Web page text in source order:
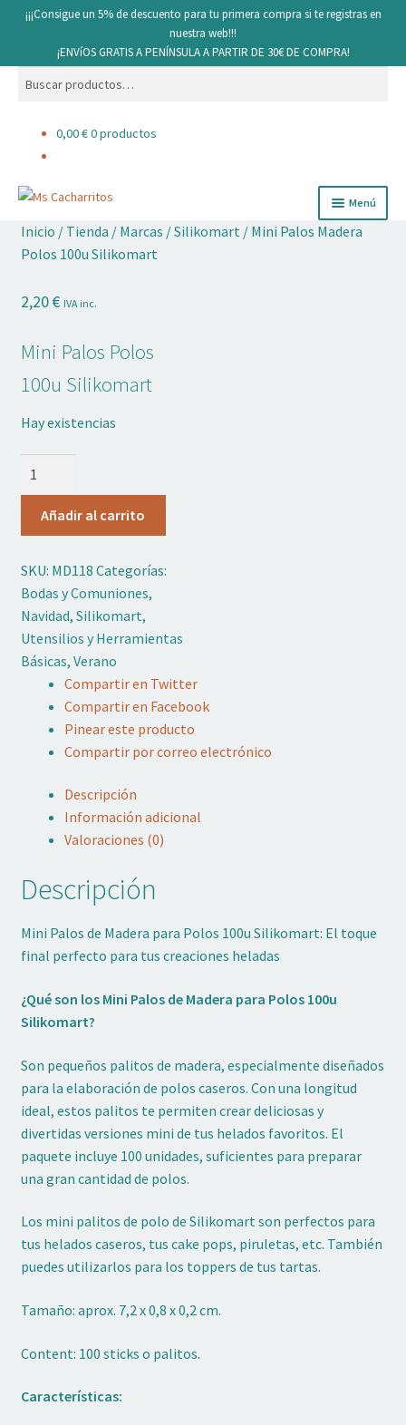
¡¡¡Consigue un 5% de descuento para tu primera compra si te registras en
nuestra web!!!
¡ENVíOS GRATIS A PENÍNSULA A PARTIR DE 30€ DE COMPRA!
0,00€0 productos
Ir
la
navegación
Ir
contenido
Menú
Cacharritos y Utensilios
Decoración comestible
Adornos No Comestibles
Kits
Textil
Marcas
OFERTAS
Mi cuenta
Lista de deseos
Inicio / Tienda / Marcas /Silikomart / Mini Palos Madera
Polos 100u Silikomart
2,20€ IVA inc.
Mini Palos Polos
100u Silikomart
Hay existencias
Madera
Polos
Silikomart
cantidad
Añadir al carrito
SKU: MD118 Categorías:
Bodas y Comuniones,
Navidad, Silikomart,
Utensilios y Herramientas
Básicas, Verano
Compartir en Twitter
Compartir en Facebook
Pinear este producto
Compartir por correo electrónico
Descripción
Información adicional
Valoraciones (0)
Descripción
Mini Palos de Madera para Polos 100u Silikomart: El toque
final perfecto para tus creaciones heladas
¿Qué son los Mini Palos de Madera para Polos 100u
Silikomart?
Son pequeños palitos de madera, especialmente diseñados
para la elaboración de polos caseros. Con una longitud
ideal, estos palitos te permiten crear deliciosas y
divertidas versiones mini de tus helados favoritos. El
paquete incluye 100 unidades, suficientes para preparar
una gran cantidad de polos.
Los mini palitos de polo de Silikomart son perfectos para
tus helados caseros, tus cake pops, piruletas, etc. También
puedes utilizarlos para los toppers de tus tartas.
Tamaño: aprox. 7,2 x 0,8 x 0,2 cm.
Content: 100 sticks o palitos.
Características: